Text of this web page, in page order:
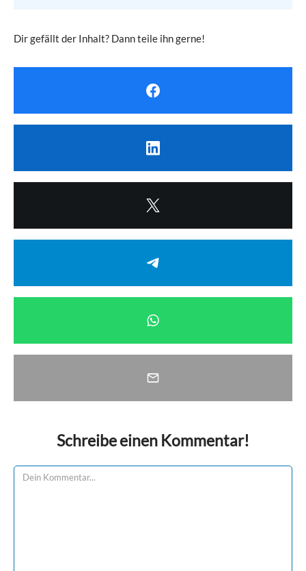
Dir gefällt der Inhalt? Dann teile ihn gerne!
Schreibe einen Kommentar!